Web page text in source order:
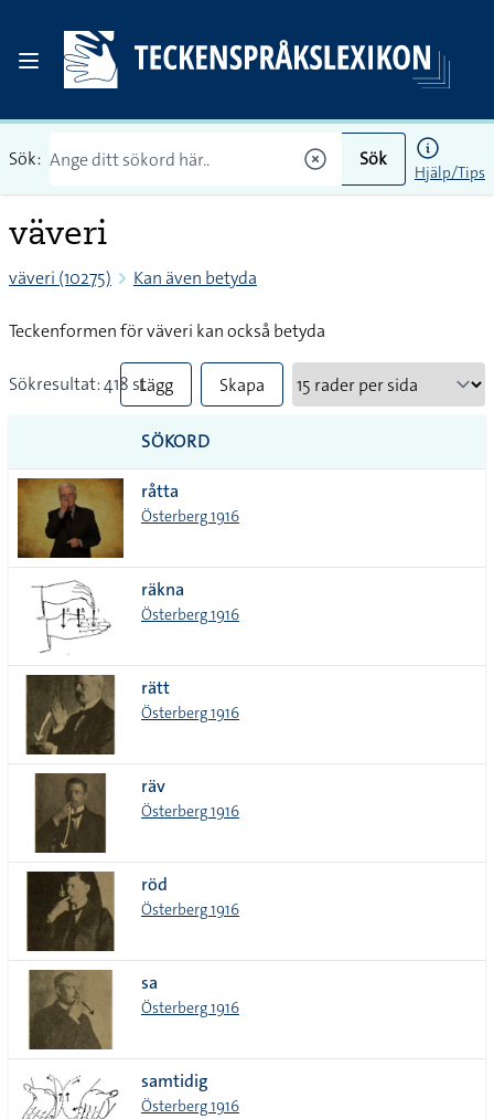
Sök: Sök
Hjälp/Tips
väveri
väveri (10275) Kan även betyda
Teckenformen för väveri kan också betyda
Sökresultat: 418 stLägg
till
alla i
lista
Skapa
SÖKORD
råtta
Österberg 1916
räkna
Österberg 1916
rätt
Österberg 1916
räv
Österberg 1916
röd
Österberg 1916
sa
Österberg 1916
samtidig
Österberg 1916